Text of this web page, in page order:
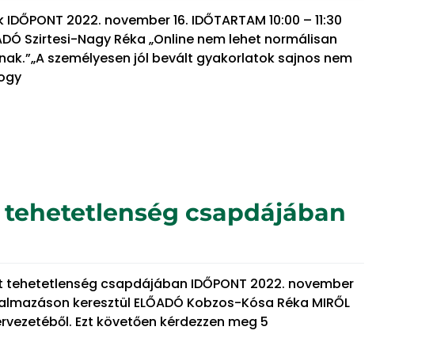
2022. november 16. IDŐTARTAM 10:00 – 11:30
Szirtesi-Nagy Réka „Online nem lehet normálisan
személyesen jól bevált gyakorlatok sajnos nem
csapdájában
csapdájában IDŐPONT 2022. november
keresztül ELŐADÓ Kobzos-Kósa Réka MIRŐL
Ezt követően kérdezzen meg 5